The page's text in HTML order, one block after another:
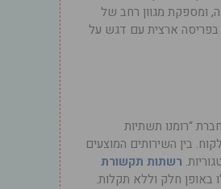
ומספקת מגוון רחב של
2003, החברה מציעה שירותים בפריסה ארצית עם דגש על
“רומנו תשתיות
בין השירותים המוצעים
רשתות תקשורת
באופן חלק וללא תקלות.